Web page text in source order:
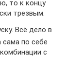
то к концу
трезвым.
Всё дело в
по себе
с